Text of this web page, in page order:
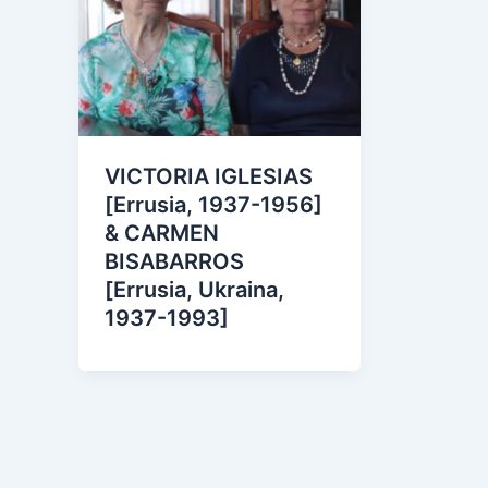
VICTORIA IGLESIAS
[Errusia, 1937-1956]
& CARMEN
BISABARROS
[Errusia, Ukraina,
1937-1993]